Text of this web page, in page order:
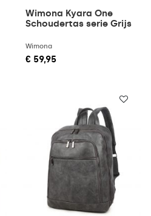
Wimona Kyara One
Schoudertas serie Grijs
Wimona
€ 59,95